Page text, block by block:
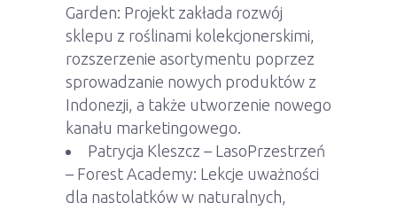
Garden: Projekt zakłada rozwój
sklepu z roślinami kolekcjonerskimi,
rozszerzenie asortymentu poprzez
sprowadzanie nowych produktów z
Indonezji, a także utworzenie nowego
kanału marketingowego.
Patrycja Kleszcz – LasoPrzestrzeń
– Forest Academy: Lekcje uważności
dla nastolatków w naturalnych,